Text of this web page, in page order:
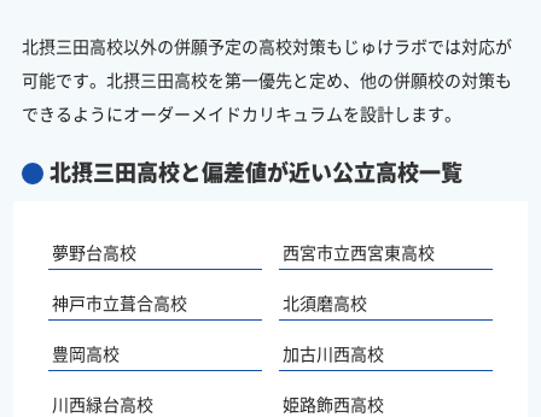
北摂三田高校以外の併願予定の高校対策もじゅけラボでは対応が
可能です。北摂三田高校を第一優先と定め、他の併願校の対策も
できるようにオーダーメイドカリキュラムを設計します。
北摂三田高校と偏差値が近い公立高校一覧
夢野台高校 西宮市立西宮東高校
神戸市立葺合高校 北須磨高校
豊岡高校 加古川西高校
川西緑台高校 姫路飾西高校